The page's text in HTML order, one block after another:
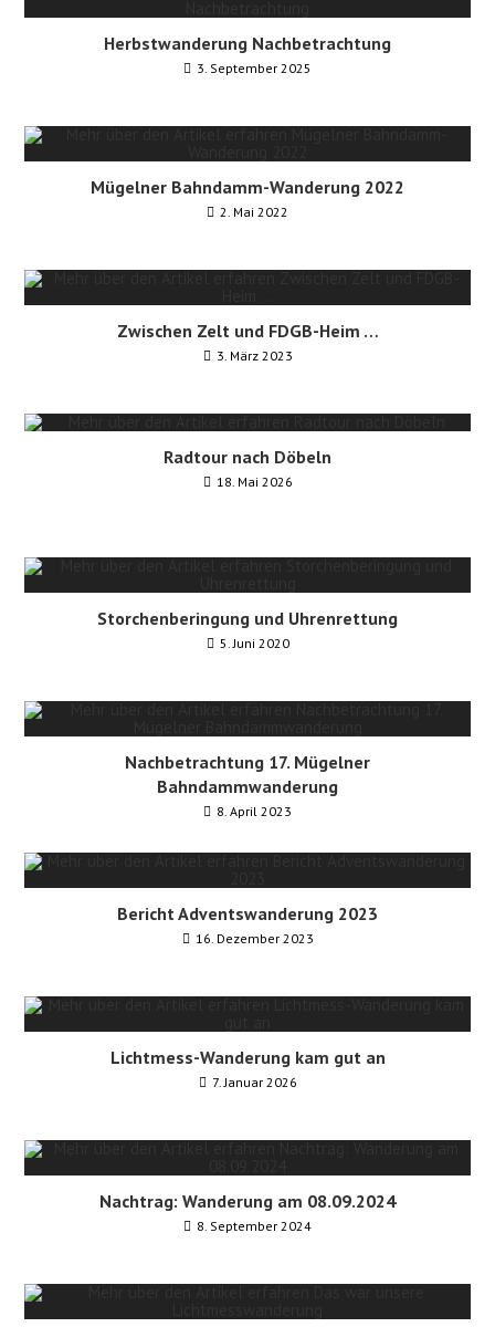
Herbstwanderung Nachbetrachtung
3. September 2025
Mügelner Bahndamm-Wanderung 2022
2. Mai 2022
Zwischen Zelt und FDGB-Heim …
3. März 2023
Radtour nach Döbeln
18. Mai 2026
Storchenberingung und Uhrenrettung
5. Juni 2020
Nachbetrachtung 17. Mügelner
Bahndammwanderung
8. April 2023
Bericht Adventswanderung 2023
16. Dezember 2023
Lichtmess-Wanderung kam gut an
7. Januar 2026
Nachtrag: Wanderung am 08.09.2024
8. September 2024